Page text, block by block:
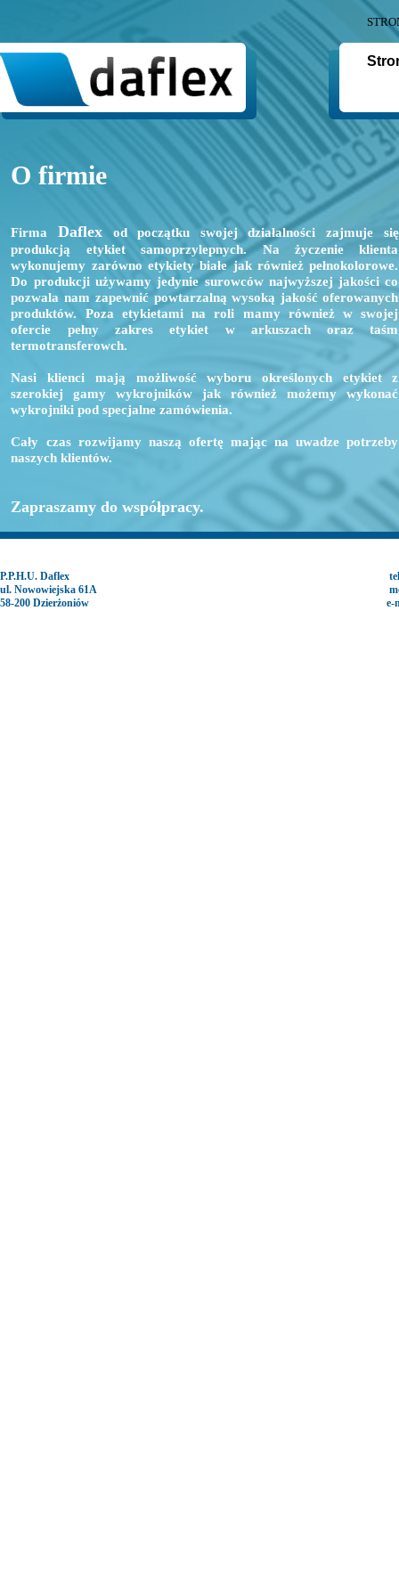
O firmie
FirmaDaflex od początku swojej działalności zajmuje się
produkcją etykiet samoprzylepnych. Na życzenie klienta
wykonujemy zarówno etykiety białe jak również pełnokolorowe.
Do produkcji używamy jedynie surowców najwyższej jakości co
pozwala nam zapewnić powtarzalną wysoką jakość oferowanych
produktów. Poza etykietami na roli mamy również w swojej
ofercie pełny zakres etykiet w arkuszach oraz taśm
termotransferowch.
Nasi klienci mają możliwość wyboru określonych etykiet z
szerokiej gamy wykrojników jak również możemy wykonać
wykrojniki pod specjalne zamówienia.
Cały czas rozwijamy naszą ofertę mając na uwadze potrzeby
naszych klientów.
Zapraszamy do współpracy.
P.P.H.U. Daflex
ul. Nowowiejska 61A
58-200 Dzierżoniów